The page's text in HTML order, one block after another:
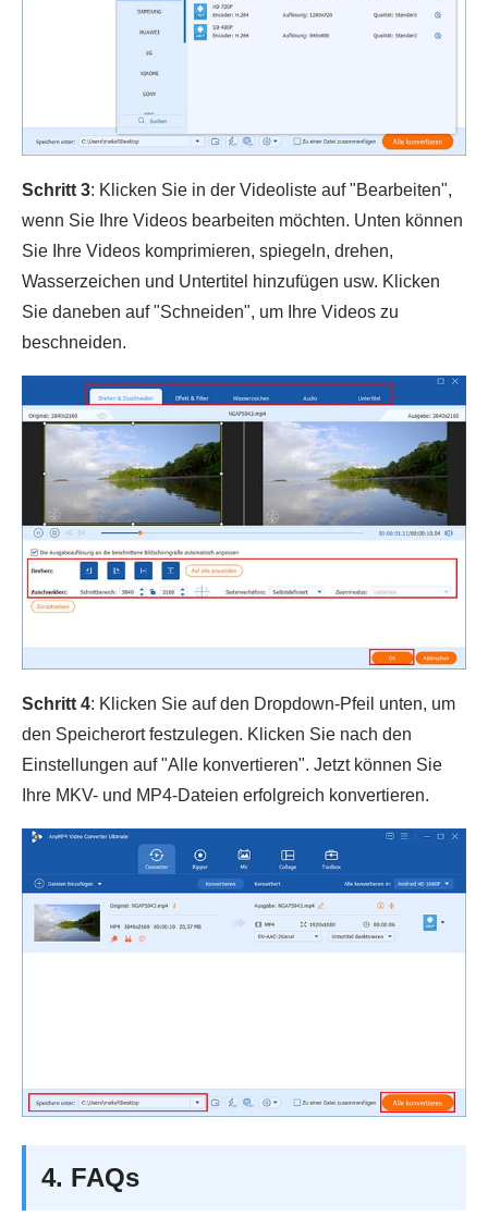
Schritt 3: Klicken Sie in der Videoliste auf "Bearbeiten",
wenn Sie Ihre Videos bearbeiten möchten. Unten können
Sie Ihre Videos komprimieren, spiegeln, drehen,
Wasserzeichen und Untertitel hinzufügen usw. Klicken
Sie daneben auf "Schneiden", um Ihre Videos zu
beschneiden.
Schritt 4: Klicken Sie auf den Dropdown-Pfeil unten, um
den Speicherort festzulegen. Klicken Sie nach den
Einstellungen auf "Alle konvertieren". Jetzt können Sie
Ihre MKV- und MP4-Dateien erfolgreich konvertieren.
4. FAQs